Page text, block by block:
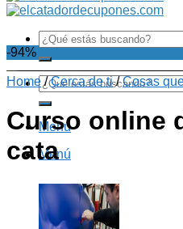
Search
for:
Search
for:
Menú
Menú
-94%
Home / Cerca de ti / Cosas
Curso online
cata